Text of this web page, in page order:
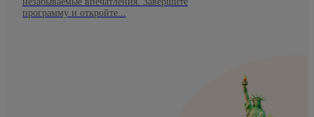
программу и откройте...